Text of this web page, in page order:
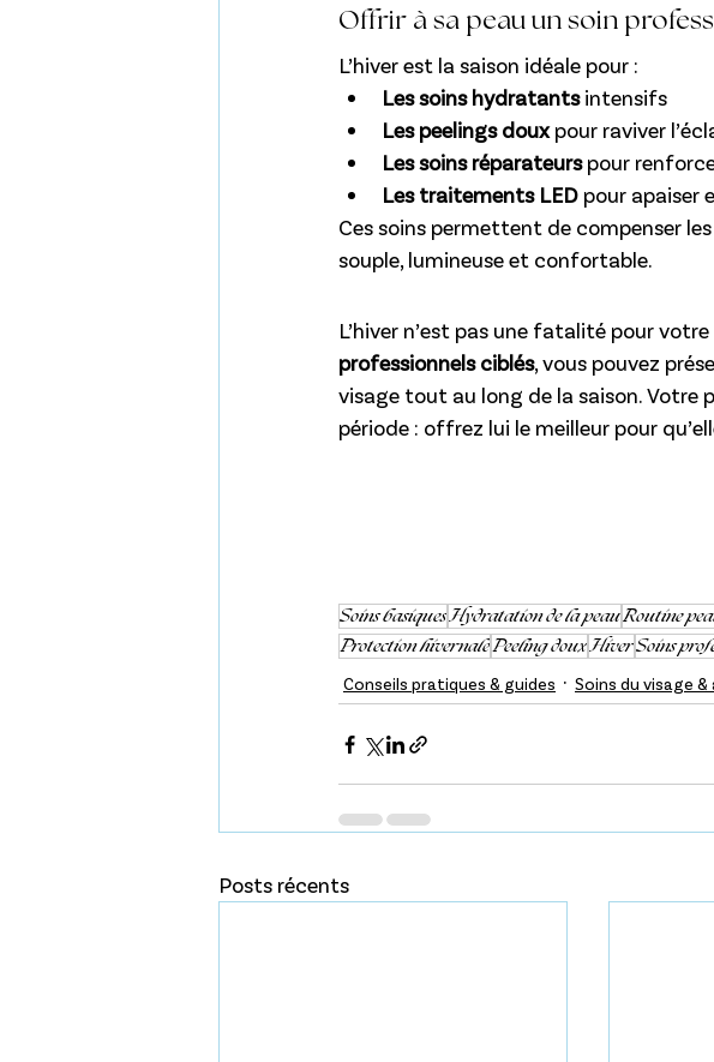
Offrir à sa peau un soin
L’hiver est la saison idéale pour :
Les soins hydratants intensifs
Les peelings doux pour raviver
Les soins réparateurs pour
Les traitements LED pour apaiser
Ces soins permettent de compenser
souple, lumineuse et confortable.
L’hiver n’est pas une fatalité pour
professionnels ciblés, vous pouvez
visage tout au long de la saison.
période : offrez lui le meilleur pour
Soins basiquesHydratation de la peauRoutine
Protection hivernalePeeling douxHiverSoins
Conseils pratiques & guides Soins du visage
Posts récents